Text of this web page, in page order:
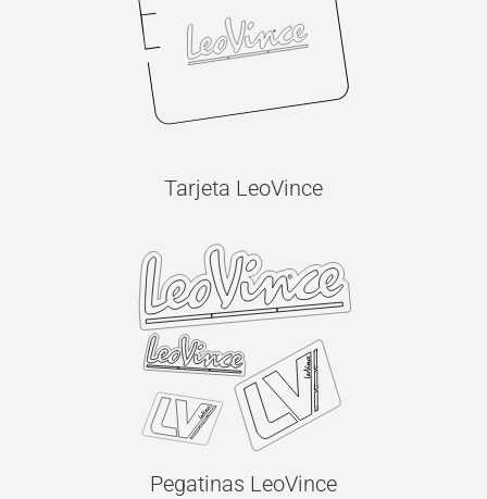
Tarjeta LeoVince
Pegatinas LeoVince